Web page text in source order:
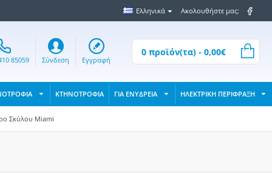
Ελληνικά Ακολουθήστε μας:
85059 Σύνδεση Εγγραφή
0 προϊόν(τα) - 0,00€
ΚΤΗΝΟΤΡΟΦΙΑ ΓΙΑ ΕΝΥΔΡΕΙΑ ΗΛΕΚΤΡΙΚΗ ΠΕΡΙΦΡΑΞΗ
Σκύλου Miami